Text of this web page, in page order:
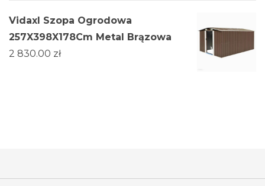
Vidaxl Szopa Ogrodowa
257X398X178Cm Metal Brązowa
2 830.00 zł